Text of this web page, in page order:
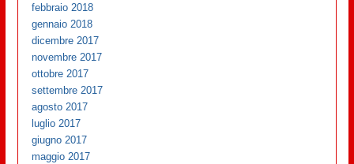
febbraio 2018
gennaio 2018
dicembre 2017
novembre 2017
ottobre 2017
settembre 2017
agosto 2017
luglio 2017
giugno 2017
maggio 2017